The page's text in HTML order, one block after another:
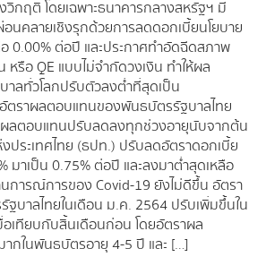
กฤติ โดยเฉพาะธนาคารกลางสหรัฐฯ มี
นคลายเชิงรุกด้วยการลดดอกเบี้ยนโยบาย
0.00% ต่อปี และประกาศทำอัดฉีดสภาพ
หรือ QE แบบไม่จำกัดวงเงิน ทำให้ผล
ลทั่วโลกปรับตัวลงต่ำที่สุดเป็น
ตราผลตอบแทนของพันธบัตรรัฐบาลไทย
ลตอบแทนปรับลดลงทุกช่วงอายุนับจากต้น
ประเทศไทย (ธปท.) ปรับลดอัตราดอกเบี้ย
มาเป็น 0.75% ต่อปี และลงมาต่ำสุดเหลือ
การณ์การของ Covid-19 ยังไม่ดีขึ้น อัตรา
บาลไทยในเดือน ม.ค. 2564 ปรับเพิ่มขึ้นใน
อเทียบกับสิ้นเดือนก่อน โดยอัตราผล
กในพันธบัตรอายุ 4-5 ปี และ […]